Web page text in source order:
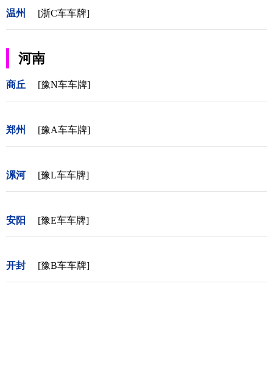
温州 [浙C车车牌]
河南
商丘 [豫N车车牌]
郑州 [豫A车车牌]
漯河 [豫L车车牌]
安阳 [豫E车车牌]
开封 [豫B车车牌]